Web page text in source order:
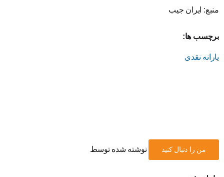
منبع: ایران جیب
برچسب ها:
یارانه نقدی
من را دنبال کنید نوشته شده توسط